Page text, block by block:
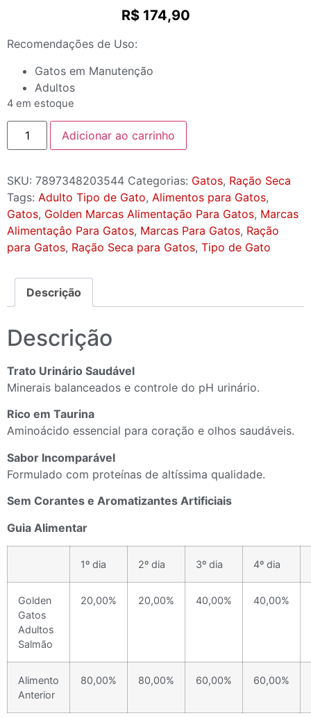
R$174,90
Recomendações de Uso:
Gatos em Manutenção
Adultos
4 em estoque
Adicionar ao carrinho
SKU: 7897348203544 Categorias: Gatos, Ração Seca
Tags: Adulto Tipo de Gato, Alimentos para Gatos,
Gatos, Golden Marcas Alimentação Para Gatos, Marcas
Alimentaçâo Para Gatos, Marcas Para Gatos, Ração
para Gatos, Ração Seca para Gatos, Tipo de Gato
Descrição
Descrição
Trato Urinário Saudável
Minerais balanceados e controle do pH urinário.
Rico em Taurina
Aminoácido essencial para coração e olhos saudáveis.
Sabor Incomparável
Formulado com proteínas de altíssima qualidade.
Sem Corantes e Aromatizantes Artificiais
Guia Alimentar
1º dia 2º dia 3º dia 4º dia
Golden
Gatos
Adultos
Salmão
20,00% 20,00% 40,00% 40,00%
Alimento
Anterior
80,00% 80,00% 60,00% 60,00%